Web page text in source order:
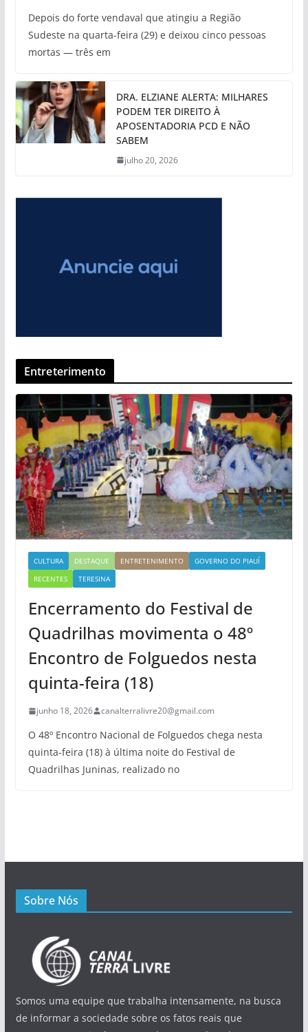
Depois do forte vendaval que atingiu a Região
Sudeste na quarta-feira (29) e deixou cinco pessoas
mortas — três em
DRA. ELZIANE ALERTA: MILHARES
PODEM TER DIREITO À
APOSENTADORIA PCD E NÃO
SABEM
julho 20, 2026
Entreterimento
CULTURA DESTAQUE ENTRETENIMENTO
GOVERNO DO PIAUÍ
RECENTES
TERESINA
Encerramento do Festival de
Quadrilhas movimenta o 48º
Encontro de Folguedos nesta
quinta-feira (18)
junho 18, 2026 canalterralivre20@gmail.com
O 48º Encontro Nacional de Folguedos chega nesta
quinta-feira (18) à última noite do Festival de
Quadrilhas Juninas, realizado no
Sobre Nós
Somos uma equipe que trabalha intensamente, na busca
de informar a sociedade sobre os fatos reais que